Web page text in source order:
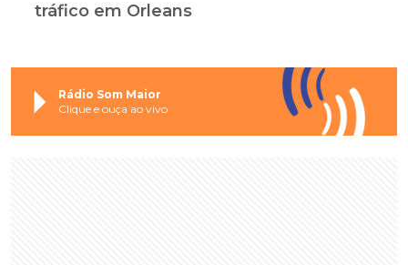
tráfico em Orleans
Rádio Som Maior
Clique e ouça ao vivo